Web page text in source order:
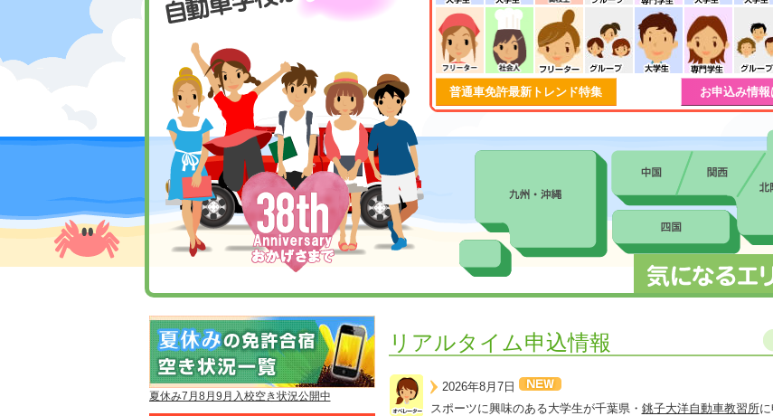
普通車免許最新トレンド特集 お申込み情
夏休み7月8月9月入校空き状況公開中
リアルタイム申込情報
2026年8月7日
スポーツに興味のある大学生が千葉県・ 銚子大洋自動車教習所に